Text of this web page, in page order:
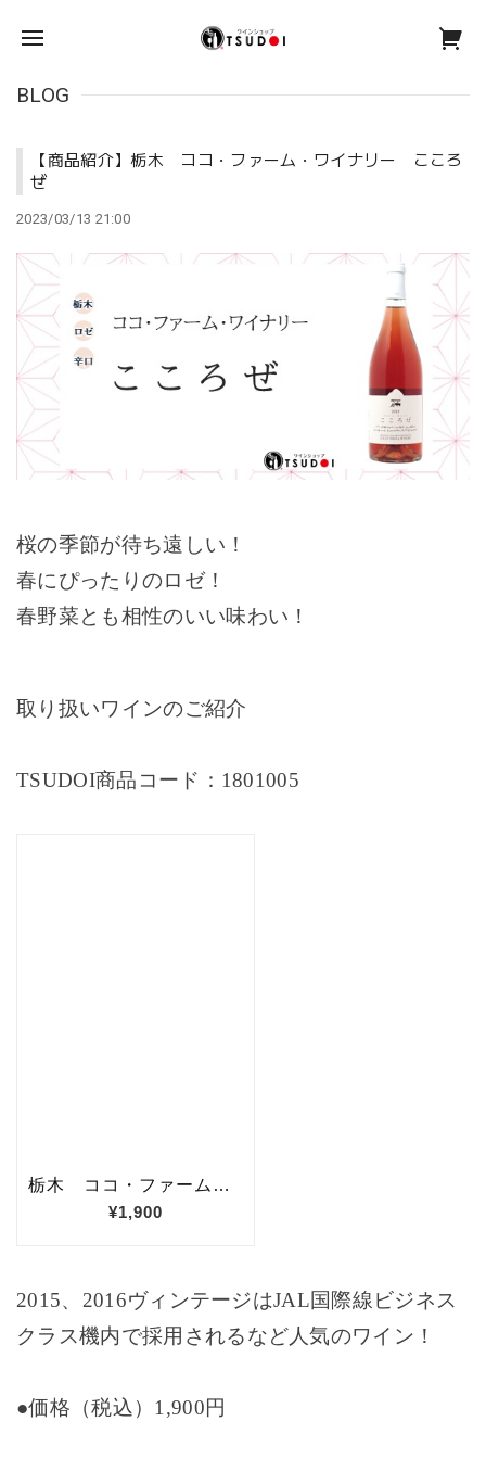
BLOG
【商品紹介】栃木 ココ・ファーム・ワイナリー こころ
ぜ
2023/03/13 21:00
桜の季節が待ち遠しい！
春にぴったりのロゼ！
春野菜とも相性のいい味わい！
取り扱いワインのご紹介
TSUDOI商品コード： 1801005
2015、 2016ヴィンテージはJAL国際線ビジネス
クラス機内で採用されるなど人気のワイン！
●価格（税込） 1,900円